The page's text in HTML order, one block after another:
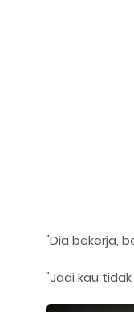
"Dia bekerja,
"Jadi kau